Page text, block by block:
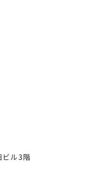
ル3階